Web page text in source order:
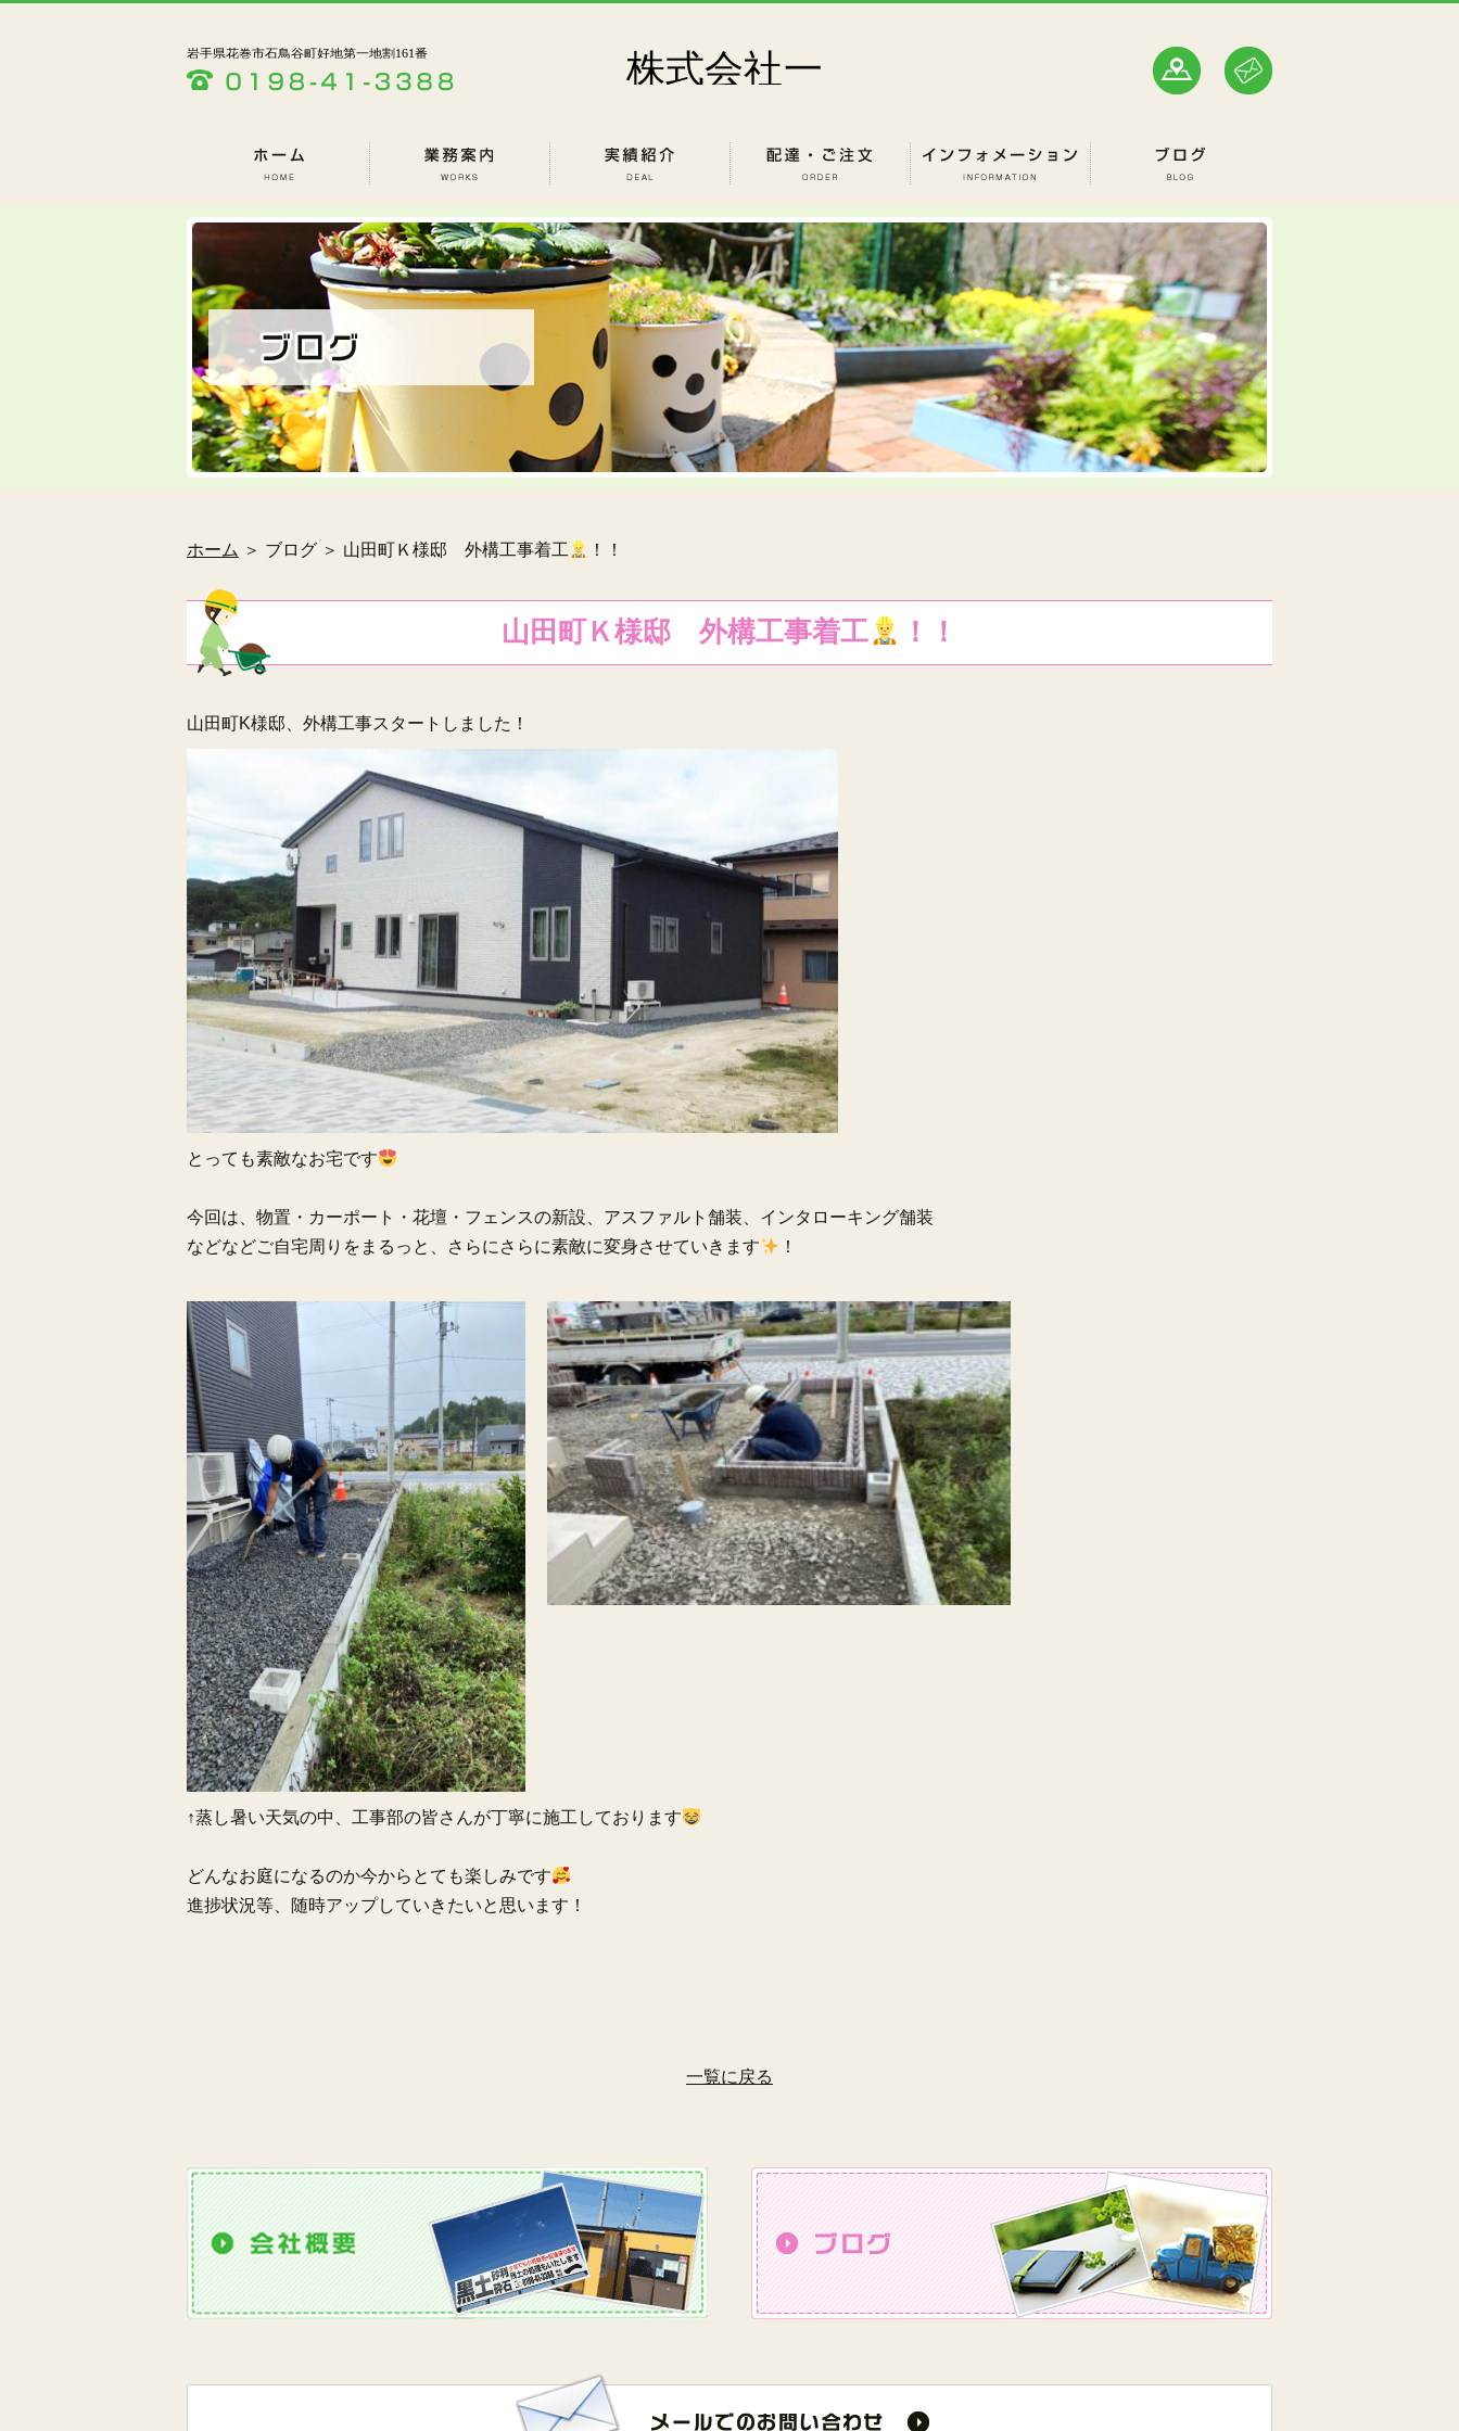
ホーム ＞ ブログ ＞ 山田町Ｋ様邸 外構工事着工 ！！
山田町Ｋ様邸 外構工事着工 ！！
山田町K様邸、外構工事スタートしました！
とっても素敵なお宅です
今回は、物置・カーポート・花壇・フェンスの新設、アスファルト舗装、インタローキング舗装
などなどご自宅周りをまるっと、さらにさらに素敵に変身させていきます
！
↑蒸し暑い天気の中、工事部の皆さんが丁寧に施工しております
どんなお庭になるのか今からとても楽しみです
進捗状況等、随時アップしていきたいと思います！
一覧に戻る